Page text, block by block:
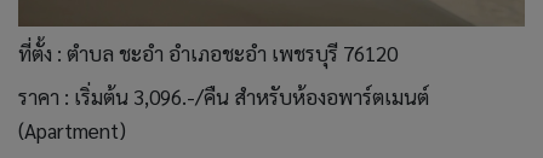
ที่ตั้ง : ตำบล ชะอำ อำเภอชะอำ เพชรบุรี 76120
ราคา : เริ่มต้น 3,096.-/คืน สำหรับห้องอพาร์ตเมนต์
(Apartment)